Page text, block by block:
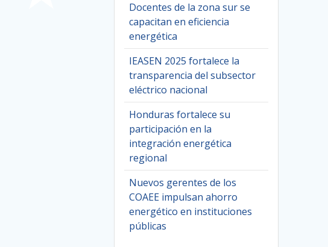
Docentes de la zona sur se
capacitan en eficiencia
energética
IEASEN 2025 fortalece la
transparencia del subsector
eléctrico nacional
Honduras fortalece su
participación en la
integración energética
regional
Nuevos gerentes de los
COAEE impulsan ahorro
energético en instituciones
públicas